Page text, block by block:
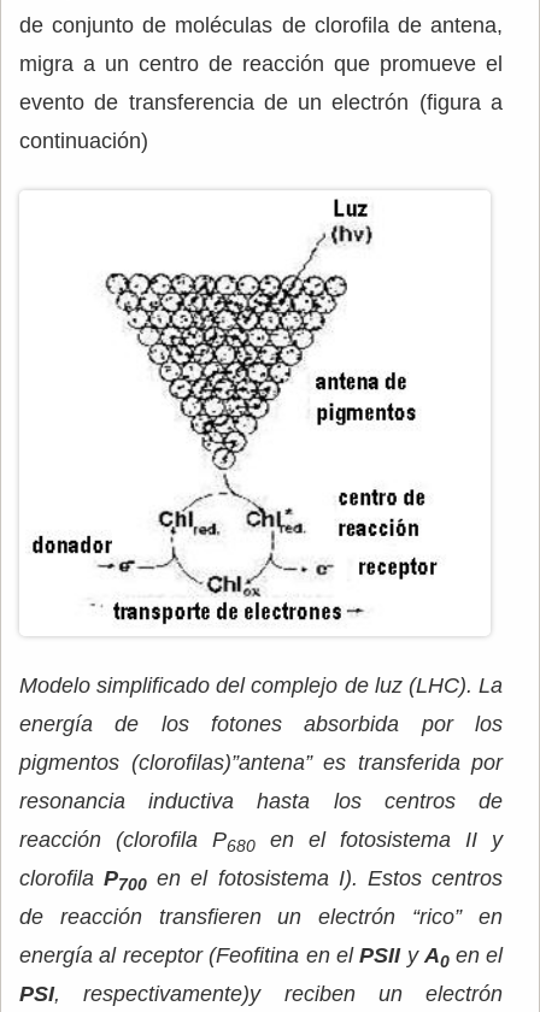
de conjunto de moléculas de clorofila de antena,
migra a un centro de reacción que promueve el
evento de transferencia de un electrón (figura a
continuación)
Modelo simplificado del complejo de luz (LHC). La
energía de los fotones absorbida por los
pigmentos (clorofilas)”antena” es transferida por
resonancia inductiva hasta los centros de
reacción (clorofila P680
en el fotosistema II y
clorofila P700 en el fotosistema I). Estos centros
de reacción transfieren un electrón “rico” en
energía al receptor (Feofitina en elPSIIyA0 en el
PSI, respectivamente)y reciben un electrón